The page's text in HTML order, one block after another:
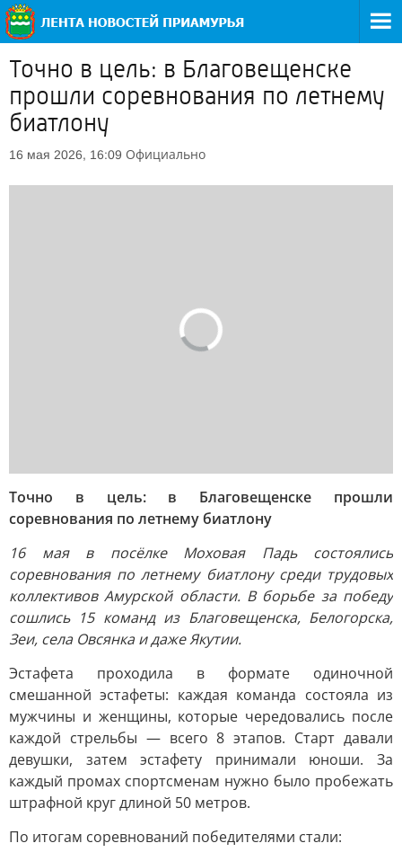
Точно в цель: в Благовещенске
прошли соревнования по летнему
биатлону
16 мая 2026, 16:09 Официально
Точно в цель: в Благовещенске прошли
соревнования по летнему биатлону
16 мая в посёлке Моховая Падь состоялись
соревнования по летнему биатлону среди трудовых
коллективов Амурской области. В борьбе за победу
сошлись 15 команд из Благовещенска, Белогорска,
Зеи, села Овсянка и даже Якутии.
Эстафета проходила в формате одиночной
смешанной эстафеты: каждая команда состояла из
мужчины и женщины, которые чередовались после
каждой стрельбы — всего 8 этапов. Старт давали
девушки, затем эстафету принимали юноши. За
каждый промах спортсменам нужно было пробежать
штрафной круг длиной 50 метров.
По итогам соревнований победителями стали: